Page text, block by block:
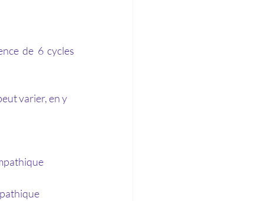
de 6 cycles
varier, en y